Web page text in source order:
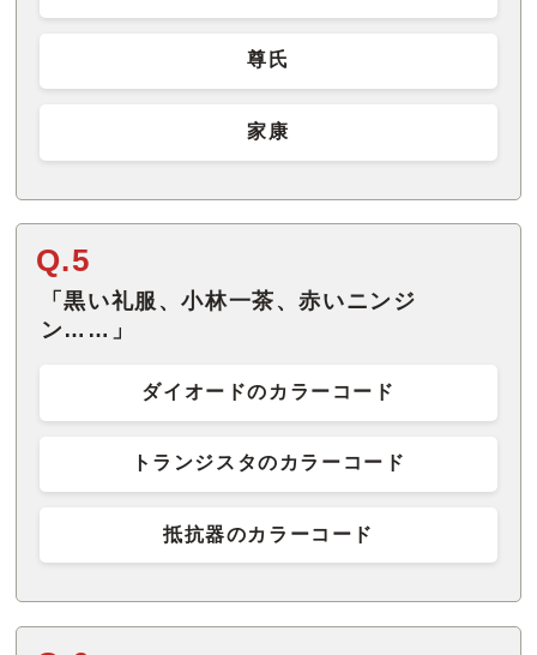
尊氏
家康
Q.5
「黒い礼服、小林一茶、赤いニンジ
ン……」
ダイオードのカラーコード
トランジスタのカラーコード
抵抗器のカラーコード